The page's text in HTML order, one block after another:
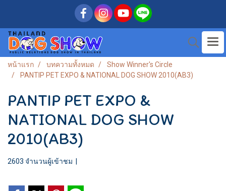
หน้าแรก บทความทั้งหมด
Show Winner's Circle
PANTIP PET EXPO & NATIONAL DOG SHOW 2010(AB3)
PANTIP PET EXPO &
NATIONAL DOG SHOW
2010(AB3)
2603 จำนวนผู้เข้าชม